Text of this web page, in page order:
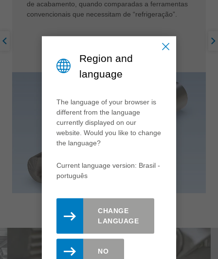
de acabamento, quando comparadas a ferramentas
convencionais que necessitam de “refrigeração”.
Region and
language
The language of your browser is
different from the language
currently displayed on our
website. Would you like to change
the language?
Current language version: Brasil -
português
CHANGE
LANGUAGE
NO